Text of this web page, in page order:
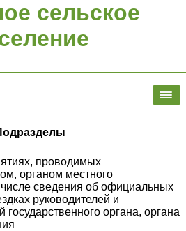
сельское
проводимых
органом местного
сведения об официальных
руководителей и
органа, органа